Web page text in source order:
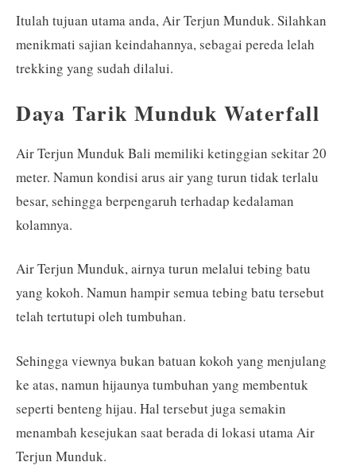
Itulah tujuan utama anda, Air Terjun Munduk. Silahkan
menikmati sajian keindahannya, sebagai pereda lelah
trekking yang sudah dilalui.
Daya Tarik Munduk Waterfall
Air Terjun Munduk Bali memiliki ketinggian sekitar 20
meter. Namun kondisi arus air yang turun tidak terlalu
besar, sehingga berpengaruh terhadap kedalaman
kolamnya.
Air Terjun Munduk, airnya turun melalui tebing batu
yang kokoh. Namun hampir semua tebing batu tersebut
telah tertutupi oleh tumbuhan.
Sehingga viewnya bukan batuan kokoh yang menjulang
ke atas, namun hijaunya tumbuhan yang membentuk
seperti benteng hijau. Hal tersebut juga semakin
menambah kesejukan saat berada di lokasi utama Air
Terjun Munduk.